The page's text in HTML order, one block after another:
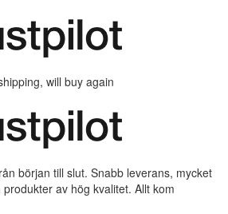
will buy again
början till slut. Snabb leverans, mycket
av hög kvalitet. Allt kom